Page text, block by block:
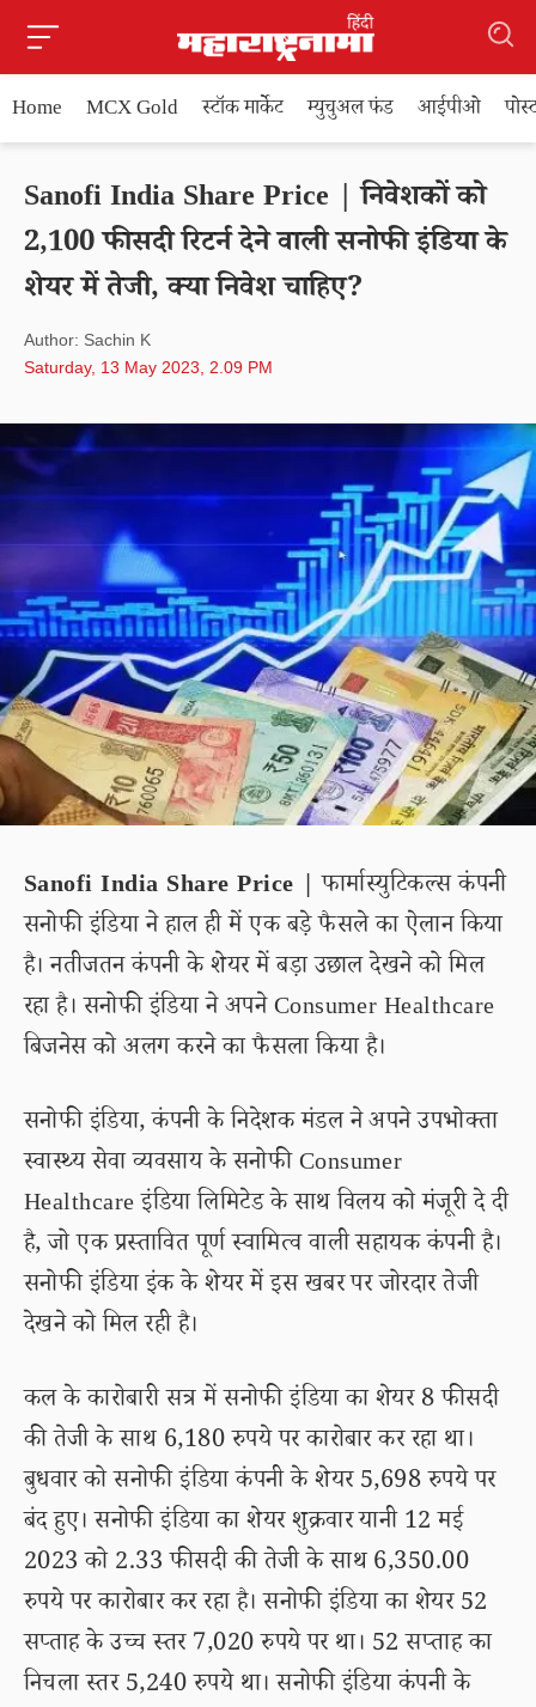
Home MCX Gold स्टॉक मार्केट म्युचुअल फंड आईपीओ
Sanofi India Share Price | निवेशकों को
2,100 फीसदी रिटर्न देने वाली सनोफी इंडिया के
शेयर में तेजी, क्या निवेश चाहिए?
Author: Sachin K
Saturday, 13 May 2023, 2.09 PM
Sanofi India Share Price | फार्मास्युटिकल्स कंपनी
सनोफी इंडिया ने हाल ही में एक बड़े फैसले का ऐलान किया
है। नतीजतन कंपनी के शेयर में बड़ा उछाल देखने को मिल
रहा है। सनोफी इंडिया ने अपने Consumer Healthcare
बिजनेस को अलग करने का फैसला किया है।
सनोफी इंडिया, कंपनी के निदेशक मंडल ने अपने उपभोक्ता
स्वास्थ्य सेवा व्यवसाय के सनोफी Consumer
Healthcare इंडिया लिमिटेड के साथ विलय को मंजूरी दे दी
है, जो एक प्रस्तावित पूर्ण स्वामित्व वाली सहायक कंपनी है।
सनोफी इंडिया इंक के शेयर में इस खबर पर जोरदार तेजी
देखने को मिल रही है।
कल के कारोबारी सत्र में सनोफी इंडिया का शेयर 8 फीसदी
की तेजी के साथ 6,180 रुपये पर कारोबार कर रहा था।
बुधवार को सनोफी इंडिया कंपनी के शेयर 5,698 रुपये पर
बंद हुए। सनोफी इंडिया का शेयर शुक्रवार यानी 12 मई
2023 को 2.33 फीसदी की तेजी के साथ 6,350.00
रुपये पर कारोबार कर रहा है। सनोफी इंडिया का शेयर 52
सप्ताह के उच्च स्तर 7,020 रुपये पर था। 52 सप्ताह का
निचला स्तर 5,240 रुपये था। सनोफी इंडिया कंपनी के